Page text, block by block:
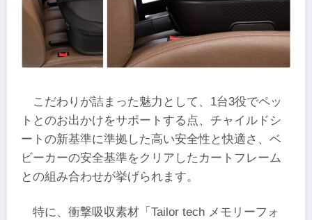
こだわりが詰まった魅力として、1台3役でペッ
トとのお出かけをサポートする点、チャイルドシ
ートの新基準に準拠した高い安全性と快適さ、ベ
ビーカーの安全基準をクリアしたカートフレーム
との組み合わせが挙げられます。
特に、衝撃吸収素材「Tailor tech メモリーフォ